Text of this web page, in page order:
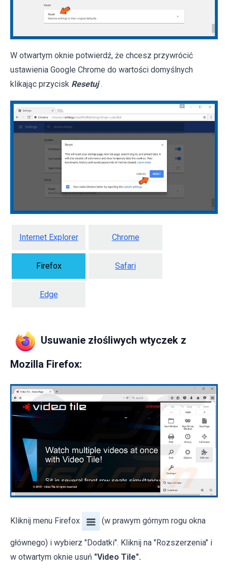
W otwartym oknie potwierdź, że chcesz przywrócić
ustawienia Google Chrome do wartości domyślnych
klikając przycisk Resetuj .
Internet Explorer Chrome
Firefox Safari
Edge
Usuwanie złośliwych wtyczek z
Mozilla Firefox:
Kliknij menu Firefox (w prawym górnym rogu okna
głównego) i wybierz "Dodatki". Kliknij na "Rozszerzenia" i
w otwartym oknie usuń "Video Tile".